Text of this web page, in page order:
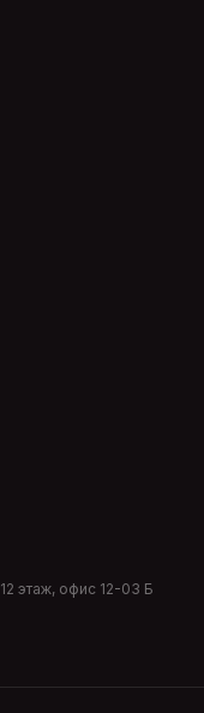
этаж, офис 12-03 Б